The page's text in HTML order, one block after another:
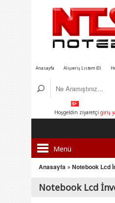
Anasayfa Alışveriş Listem (0)
Hoşgeldin ziyaretçi giriş
Menü
Anasayfa »Notebook Lcd
Notebook Lcd